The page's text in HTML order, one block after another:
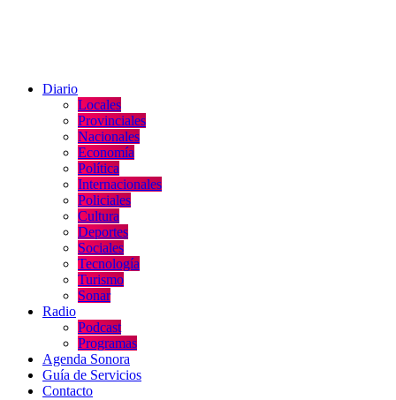
Diario
Locales
Provinciales
Nacionales
Economía
Política
Internacionales
Policiales
Cultura
Deportes
Sociales
Tecnología
Turismo
Sonar
Radio
Podcast
Programas
Agenda Sonora
Guía de Servicios
Contacto